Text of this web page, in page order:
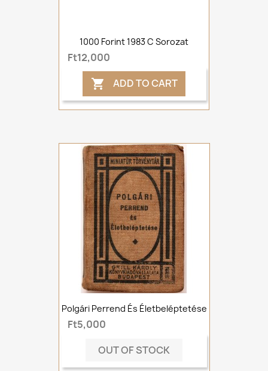
1000 Forint 1983 C Sorozat
Ft12,000
 ADD TO CART
Polgári Perrend És Életbeléptetése
Ft5,000
OUT OF STOCK